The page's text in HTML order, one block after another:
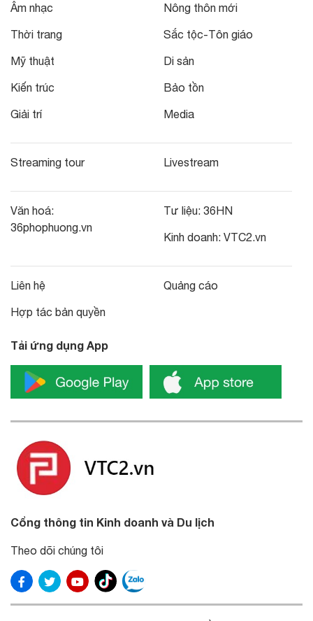
Âm nhạc
Thời trang
Mỹ thuật
Kiến trúc
Giải trí
Nông thôn mới
Sắc tộc-Tôn giáo
Di sản
Bảo tồn
Media
Streaming tour Livestream
Văn hoá:
36phophuong.vn
Tư liệu: 36HN
Kinh doanh: VTC2.vn
Liên hệ
Hợp tác bản quyền
Quảng cáo
Tải ứng dụng App
Cổng thông tin Kinh doanh và Du lịch
Theo dõi chúng tôi